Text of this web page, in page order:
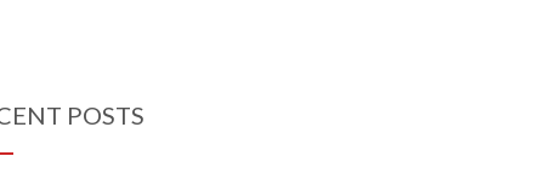
POSTS